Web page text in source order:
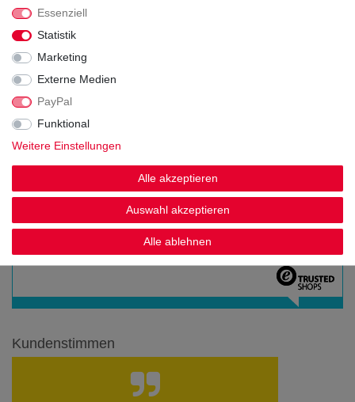
Korken
Zutaten / Allergene
enthält Sulfite
Hersteller / Importeur
Sächsisches Staatsweingut GmbH Schloss Wackerbarth,
Noch sind keine Bewertungen vorhanden.
Kundenstimmen
Essenziell
Statistik
Marketing
Externe Medien
PayPal
Funktional
Weitere Einstellungen
Alle akzeptieren
Auswahl akzeptieren
Alle ablehnen